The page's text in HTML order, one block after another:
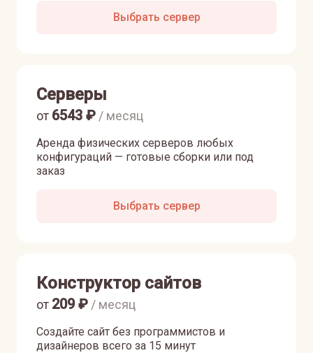
Выбрать сервер
Серверы
Аренда физических серверов любых
конфигураций — готовые сборки или под
заказ
от 6543 ₽ / месяц
Выбрать сервер
Конструктор сайтов
Создайте сайт без программистов и
дизайнеров всего за 15 минут
от 209₽ / месяц